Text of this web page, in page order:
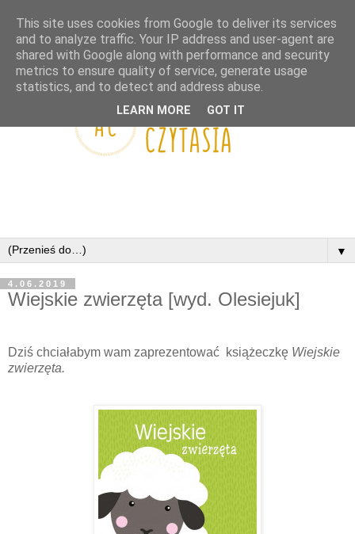
▼
4.06.2019
Wiejskie zwierzęta [wyd. Olesiejuk]
Dziś chciałabym wam zaprezentować książeczkę Wiejskie
zwierzęta.
This site uses cookies from Google to deliver its services
and to analyze traffic. Your IP address and user-agent are
shared with Google along with performance and security
metrics to ensure quality of service, generate usage
statistics, and to detect and address abuse.
LEARN MORE GOT IT